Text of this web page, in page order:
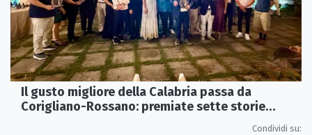
Il gusto migliore della Calabria passa da
Corigliano-Rossano: premiate sette storie
Condividi su: